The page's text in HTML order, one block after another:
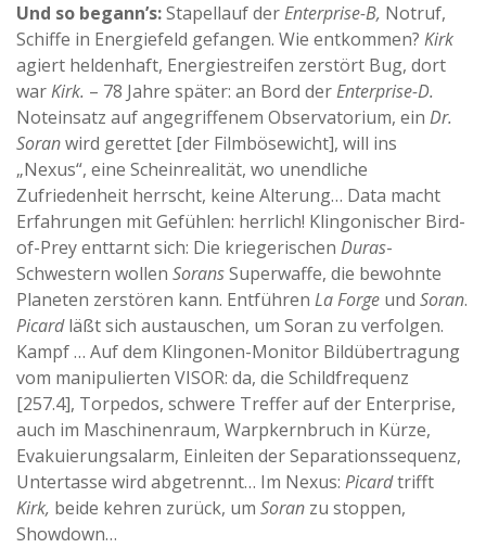
Und so begann’s:Stapellauf derEnterprise-B, Notruf,
Schiffe in Energiefeld gefangen. Wie entkommen? Kirk
agiert heldenhaft, Energiestreifen zerstört Bug, dort
warKirk. – 78 Jahre später: an Bord derEnterprise-D.
Noteinsatz auf angegriffenem Observatorium, ein Dr.
Soranwird gerettet [der Filmbösewicht], will ins
„Nexus“, eine Scheinrealität, wo unendliche
Zufriedenheit herrscht, keine Alterung… Data macht
Erfahrungen mit Gefühlen: herrlich! Klingonischer Bird-
of-Prey enttarnt sich: Die kriegerischen Duras-
Schwestern wollen SoransSuperwaffe, die bewohnte
Planeten zerstören kann. Entführen La Forge und Soran.
Picardläßt sich austauschen, um Soran zu verfolgen.
Kampf … Auf dem Klingonen-Monitor Bildübertragung
vom manipulierten VISOR: da, die Schildfrequenz
[257.4], Torpedos, schwere Treffer auf der Enterprise,
auch im Maschinenraum, Warpkernbruch in Kürze,
Evakuierungsalarm, Einleiten der Separationssequenz,
Untertasse wird abgetrennt… Im Nexus: Picardtrifft
Kirk, beide kehren zurück, um Soran zu stoppen,
Showdown…